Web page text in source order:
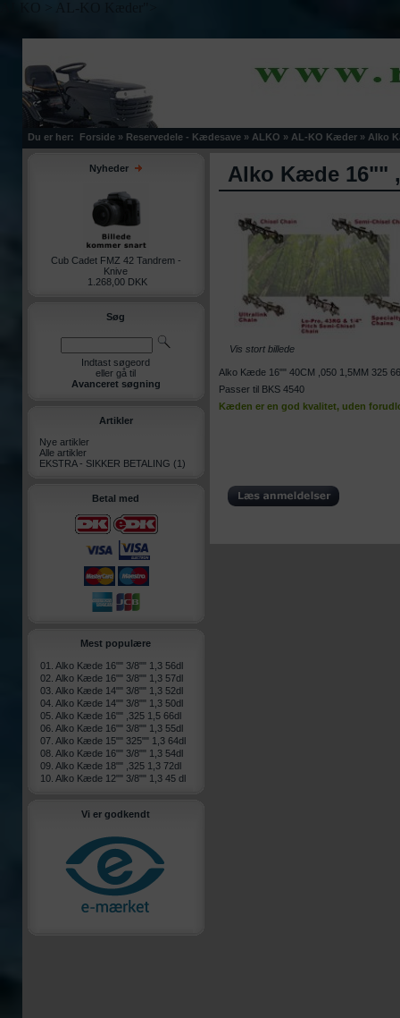
Du er her: Forside » Reservedele - Kædesave » ALKO » AL-KO Kæder » Alko
Nyheder
Cub Cadet FMZ 42 Tandrem -
Knive
1.268,00 DKK
Søg
Indtast søgeord
eller gå til
Avanceret søgning
Artikler
Nye artikler
Alle artikler
EKSTRA - SIKKER BETALING (1)
Betal med
Mest populære
01. Alko Kæde 16"" 3/8"" 1,3 56dl
02. Alko Kæde 16"" 3/8"" 1,3 57dl
03. Alko Kæde 14"" 3/8"" 1,3 52dl
04. Alko Kæde 14"" 3/8"" 1,3 50dl
05. Alko Kæde 16"" ,325 1,5 66dl
06. Alko Kæde 16"" 3/8"" 1,3 55dl
07. Alko Kæde 15"" 325"" 1,3 64dl
08. Alko Kæde 16"" 3/8"" 1,3 54dl
09. Alko Kæde 18"" ,325 1,3 72dl
10. Alko Kæde 12"" 3/8"" 1,3 45 dl
Vi er godkendt
Alko Kæde 16""
Vis stort billede
Alko Kæde 16"" 40CM ,050 1,5MM 325
Passer til BKS 4540
Kæden er en god kvalitet, uden